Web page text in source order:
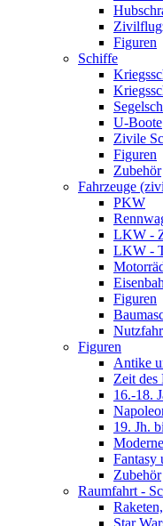
Figuren
Schiffe
U-Boote
Zivile
Figuren
Zubehör
Fahrzeuge
PKW
LKW -
LKW -
Figuren
Figuren
Antike
Zeit des
16.-18.
19. Jh.
Fantasy
Zubehör
Raumfahrt -
Star